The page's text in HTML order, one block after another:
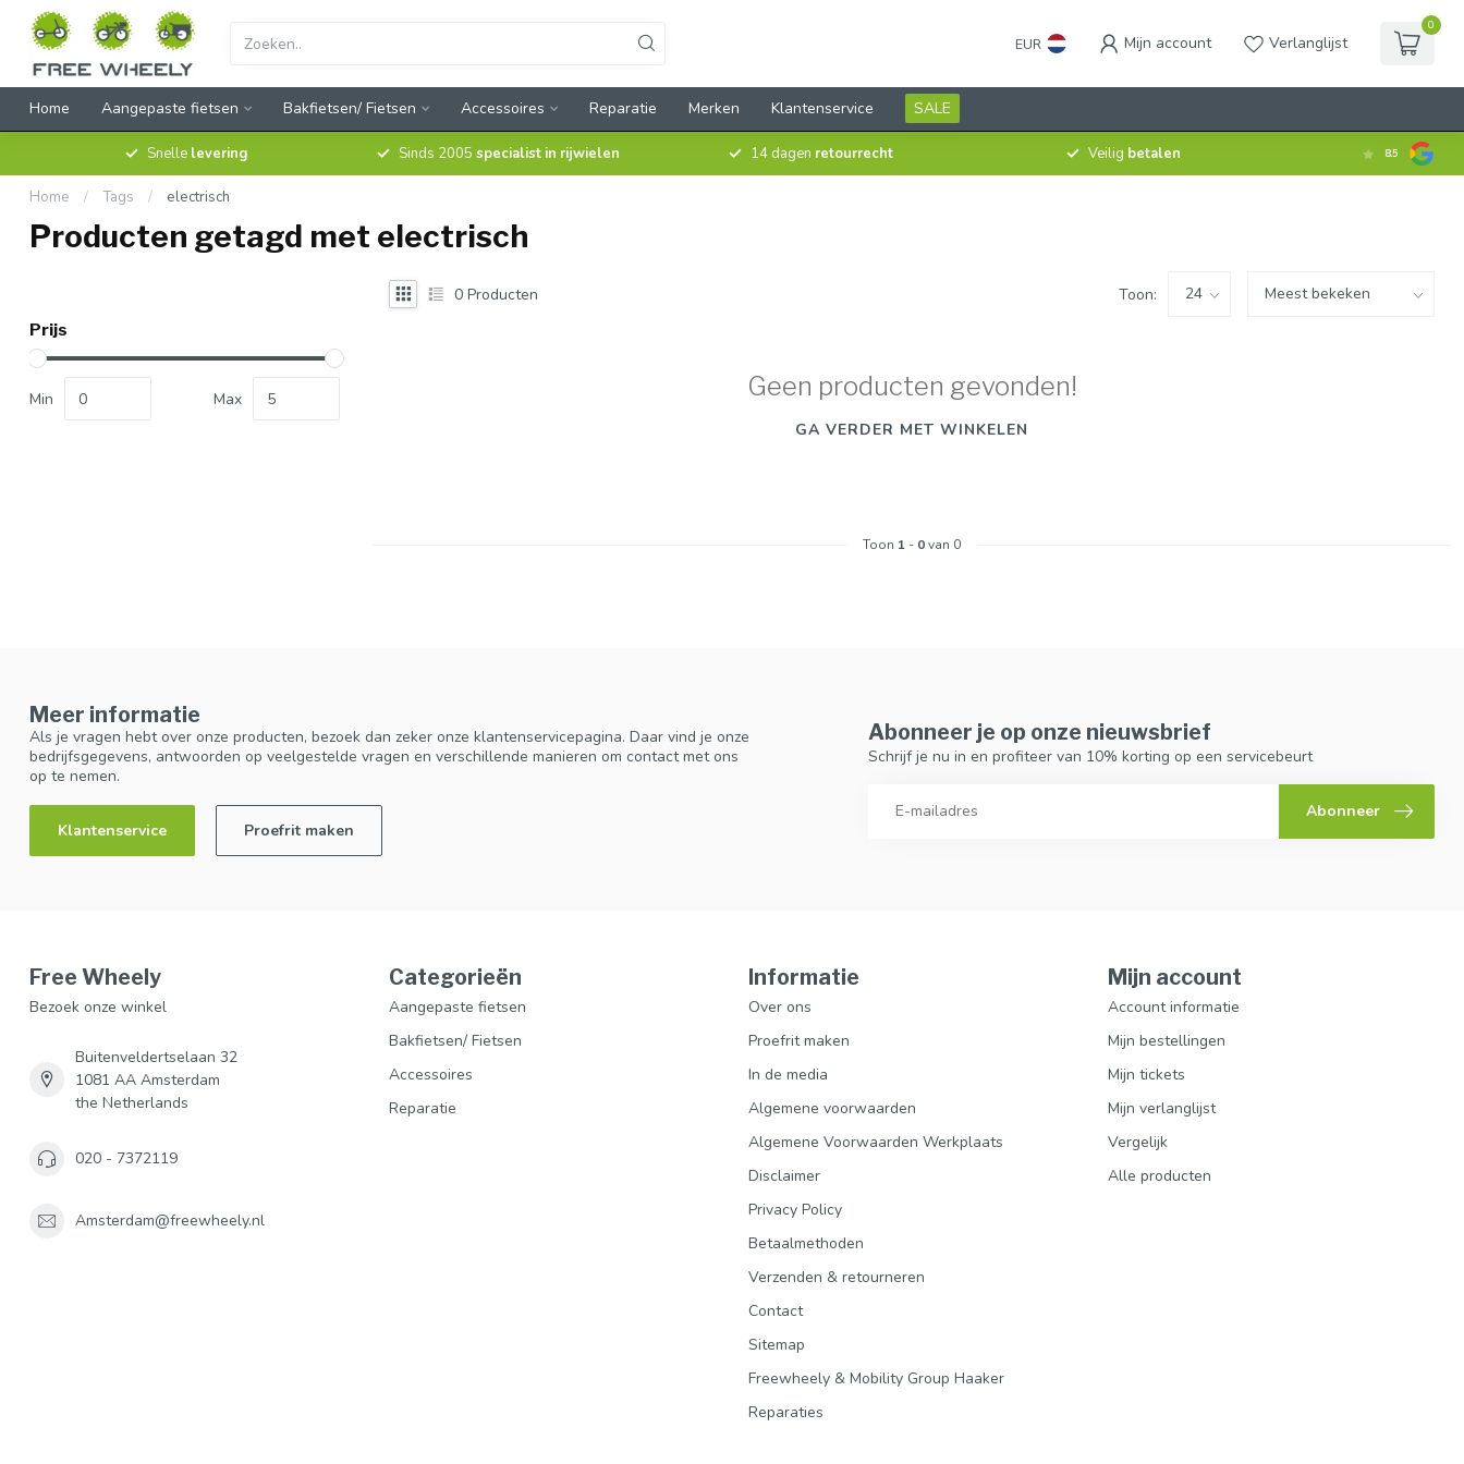
EUR Mijn account Verlanglijst
0
Home Aangepaste fietsen Bakfietsen/ Fietsen Accessoires Reparatie Merken Klantenservice SALE
Snelle levering Sinds 2005 specialist in rijwielen 14 dagen retourrecht Veilig betalen 8.5
Home / Tags / electrisch
Producten getagd met electrisch
Prijs
Min Max
0 Producten Toon:
Geen producten gevonden!
GA VERDER MET WINKELEN
Toon 1 - 0van 0
Meer informatie
Als je vragen hebt over onze producten, bezoek dan zeker onze klantenservicepagina. Daar vind je onze
bedrijfsgegevens, antwoorden op veelgestelde vragen en verschillende manieren om contact met ons
op te nemen.
Klantenservice Proefrit maken
Abonneer je op onze nieuwsbrief
Schrijf je nu in en profiteer van 10% korting op een servicebeurt
Abonneer
Free Wheely
Bezoek onze winkel
Buitenveldertselaan 32
1081 AA Amsterdam
the Netherlands
020 - 7372119
Amsterdam@freewheely.nl
Categorieën
Aangepaste fietsen
Bakfietsen/ Fietsen
Accessoires
Reparatie
Informatie
Over ons
Proefrit maken
In de media
Algemene voorwaarden
Algemene Voorwaarden Werkplaats
Disclaimer
Privacy Policy
Betaalmethoden
Verzenden & retourneren
Contact
Sitemap
Freewheely & Mobility Group Haaker
Reparaties
Mijn account
Account informatie
Mijn bestellingen
Mijn tickets
Mijn verlanglijst
Vergelijk
Alle producten